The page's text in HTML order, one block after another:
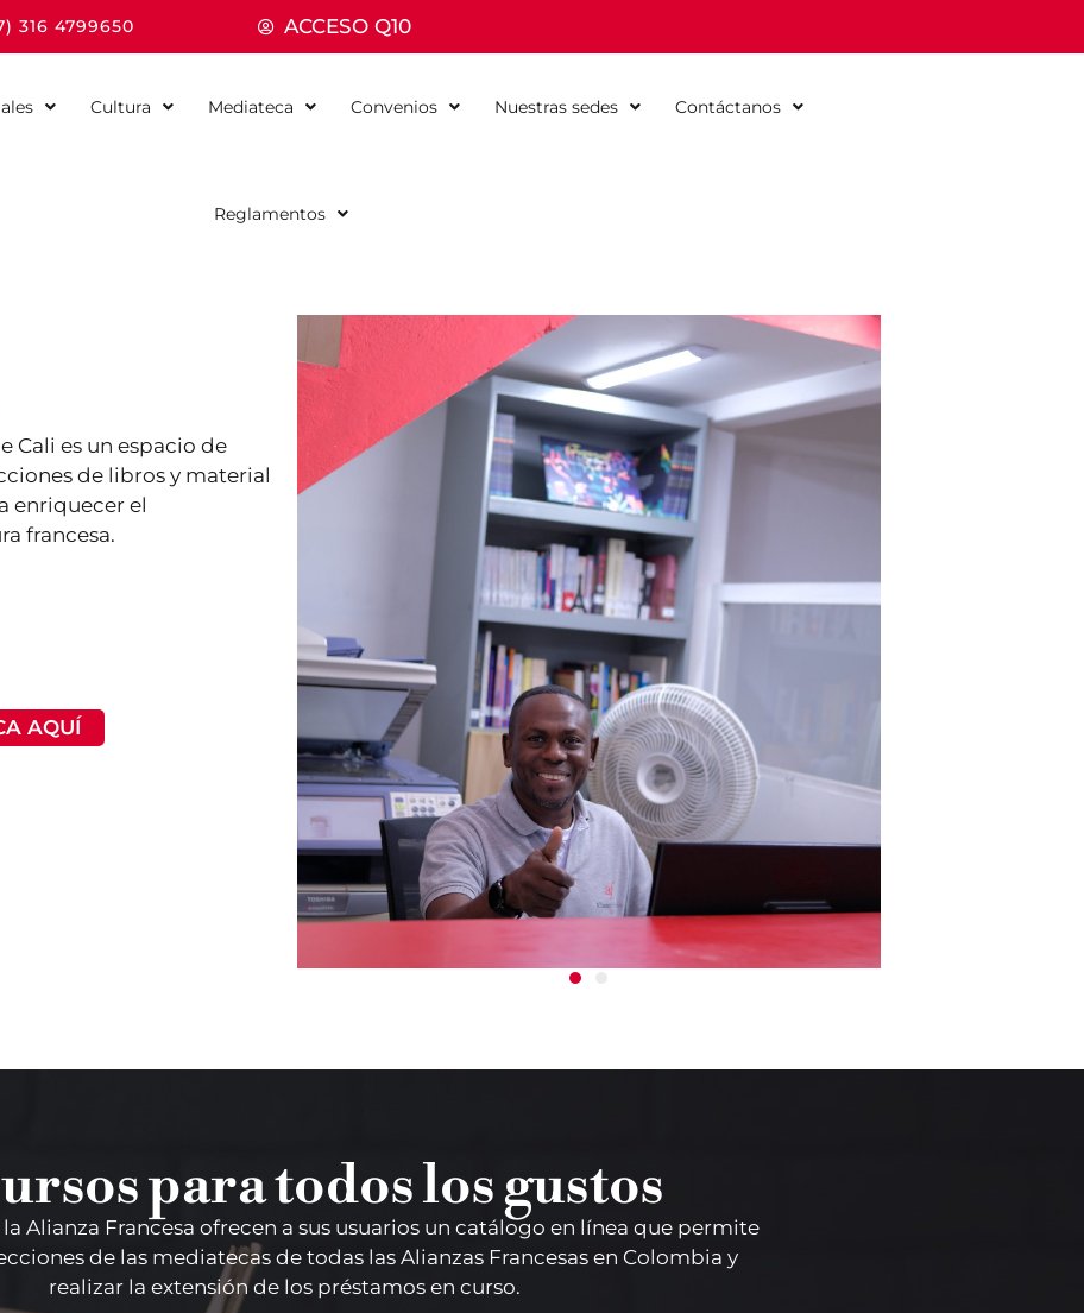
316 4799650 ACCESO Q10
Cultura Mediateca Convenios Nuestras sedes Contáctanos
Reglamentos
Cali es un espacio de
de libros y material
enriquecer el
francesa.
AQUÍ
para todos los gustos
Alianza Francesa ofrecen a sus usuarios un catálogo en línea que permite
de las mediatecas de todas las Alianzas Francesas en Colombia y
realizar la extensión de los préstamos en curso.